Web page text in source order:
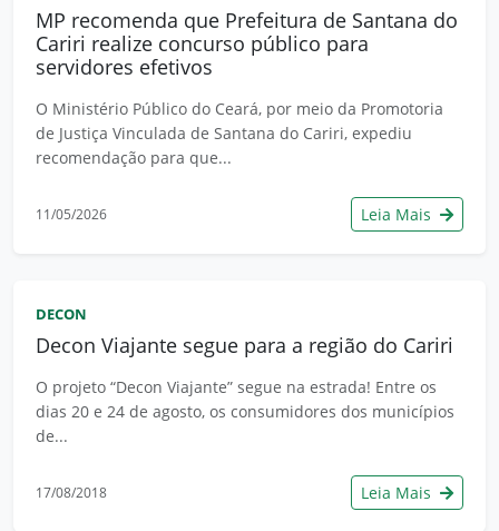
MP recomenda que Prefeitura de Santana do
Cariri realize concurso público para
servidores efetivos
O Ministério Público do Ceará, por meio da Promotoria
de Justiça Vinculada de Santana do Cariri, expediu
recomendação para que...
11/05/2026 Leia Mais
DECON
Decon Viajante segue para a região do Cariri
O projeto “Decon Viajante” segue na estrada! Entre os
dias 20 e 24 de agosto, os consumidores dos municípios
de...
17/08/2018 Leia Mais